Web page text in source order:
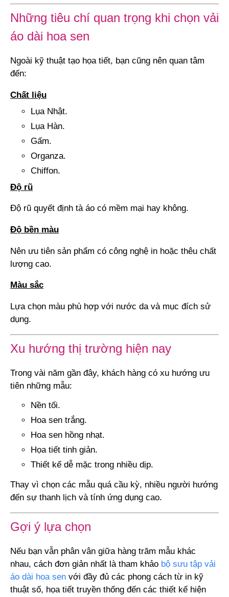
Những tiêu chí quan trọng khi chọn vải
áo dài hoa sen
Ngoài kỹ thuật tạo họa tiết, bạn cũng nên quan tâm
đến:
Chất liệu
Lụa Nhật.
Lụa Hàn.
Gấm.
Organza.
Chiffon.
Độ rũ
Độ rũ quyết định tà áo có mềm mại hay không.
Độ bền màu
Nên ưu tiên sản phẩm có công nghệ in hoặc thêu chất
lượng cao.
Màu sắc
Lựa chọn màu phù hợp với nước da và mục đích sử
dụng.
Xu hướng thị trường hiện nay
Trong vài năm gần đây, khách hàng có xu hướng ưu
tiên những mẫu:
Nền tối.
Hoa sen trắng.
Hoa sen hồng nhạt.
Họa tiết tinh giản.
Thiết kế dễ mặc trong nhiều dịp.
Thay vì chọn các mẫu quá cầu kỳ, nhiều người hướng
đến sự thanh lịch và tính ứng dụng cao.
Gợi ý lựa chọn
Nếu bạn vẫn phân vân giữa hàng trăm mẫu khác
nhau, cách đơn giản nhất là tham khảo bộ sưu tập vải
áo dài hoa sen với đầy đủ các phong cách từ in kỹ
thuật số, họa tiết truyền thống đến các thiết kế hiện